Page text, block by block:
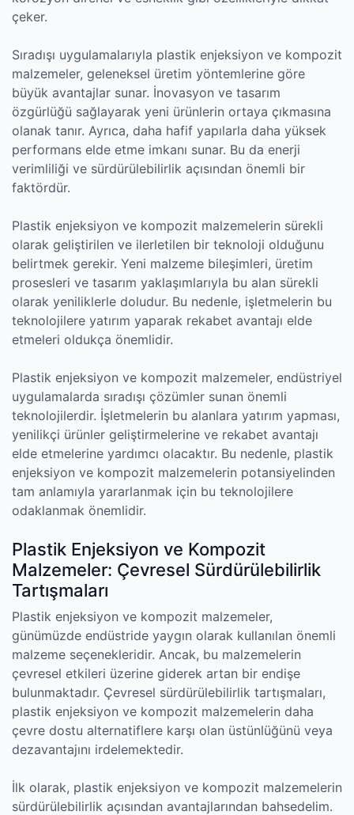
çeker.
Sıradışı uygulamalarıyla plastik enjeksiyon ve kompozit
malzemeler, geleneksel üretim yöntemlerine göre
büyük avantajlar sunar. İnovasyon ve tasarım
özgürlüğü sağlayarak yeni ürünlerin ortaya çıkmasına
olanak tanır. Ayrıca, daha hafif yapılarla daha yüksek
performans elde etme imkanı sunar. Bu da enerji
verimliliği ve sürdürülebilirlik açısından önemli bir
faktördür.
Plastik enjeksiyon ve kompozit malzemelerin sürekli
olarak geliştirilen ve ilerletilen bir teknoloji olduğunu
belirtmek gerekir. Yeni malzeme bileşimleri, üretim
prosesleri ve tasarım yaklaşımlarıyla bu alan sürekli
olarak yeniliklerle doludur. Bu nedenle, işletmelerin bu
teknolojilere yatırım yaparak rekabet avantajı elde
etmeleri oldukça önemlidir.
Plastik enjeksiyon ve kompozit malzemeler, endüstriyel
uygulamalarda sıradışı çözümler sunan önemli
teknolojilerdir. İşletmelerin bu alanlara yatırım yapması,
yenilikçi ürünler geliştirmelerine ve rekabet avantajı
elde etmelerine yardımcı olacaktır. Bu nedenle, plastik
enjeksiyon ve kompozit malzemelerin potansiyelinden
tam anlamıyla yararlanmak için bu teknolojilere
odaklanmak önemlidir.
Plastik Enjeksiyon ve Kompozit
Malzemeler: Çevresel Sürdürülebilirlik
Tartışmaları
Plastik enjeksiyon ve kompozit malzemeler,
günümüzde endüstride yaygın olarak kullanılan önemli
malzeme seçenekleridir. Ancak, bu malzemelerin
çevresel etkileri üzerine giderek artan bir endişe
bulunmaktadır. Çevresel sürdürülebilirlik tartışmaları,
plastik enjeksiyon ve kompozit malzemelerin daha
çevre dostu alternatiflere karşı olan üstünlüğünü veya
dezavantajını irdelemektedir.
İlk olarak, plastik enjeksiyon ve kompozit malzemelerin
sürdürülebilirlik açısından avantajlarından bahsedelim.